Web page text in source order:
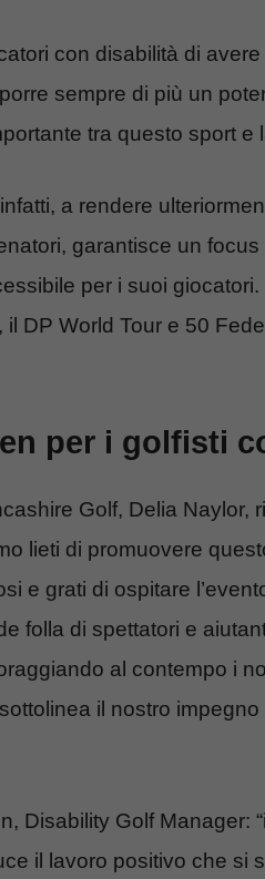
con disabilità di
sempre di più un
tra questo sport e
a rendere
garantisce un focus
per i suoi
DP World Tour e 50
per i golfisti
Golf, Delia Naylor,
lieti di promuovere
e grati di ospitare
folla di spettatori e
al contempo i
il nostro impegno
Disability Golf Manager:
il lavoro positivo che si